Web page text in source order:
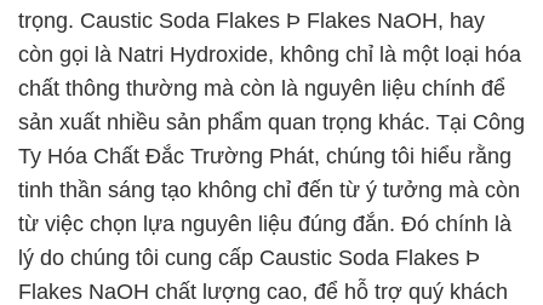
trọng. Caustic Soda Flakes Þ Flakes NaOH, hay
còn gọi là Natri Hydroxide, không chỉ là một loại hóa
chất thông thường mà còn là nguyên liệu chính để
sản xuất nhiều sản phẩm quan trọng khác. Tại Công
Ty Hóa Chất Đắc Trường Phát, chúng tôi hiểu rằng
tinh thần sáng tạo không chỉ đến từ ý tưởng mà còn
từ việc chọn lựa nguyên liệu đúng đắn. Đó chính là
lý do chúng tôi cung cấp Caustic Soda Flakes Þ
Flakes NaOH chất lượng cao, để hỗ trợ quý khách